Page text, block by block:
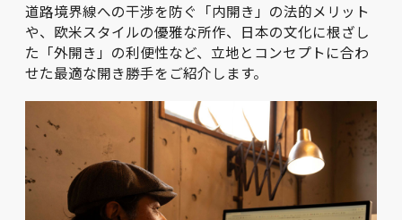
道路境界線への干渉を防ぐ「内開き」の法的メリット
や、欧米スタイルの優雅な所作、日本の文化に根ざし
た「外開き」の利便性など、立地とコンセプトに合わ
せた最適な開き勝手をご紹介します。